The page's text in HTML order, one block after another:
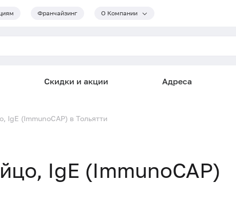
Франчайзинг О Компании
Скидки и акции Адреса
IgE (ImmunoCAP) в Тольятти
IgE (ImmunoCAP)